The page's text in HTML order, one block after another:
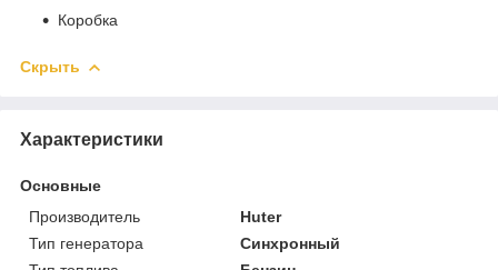
Коробка
Скрыть
Характеристики
Основные
Производитель
Huter
Тип генератора
Синхронный